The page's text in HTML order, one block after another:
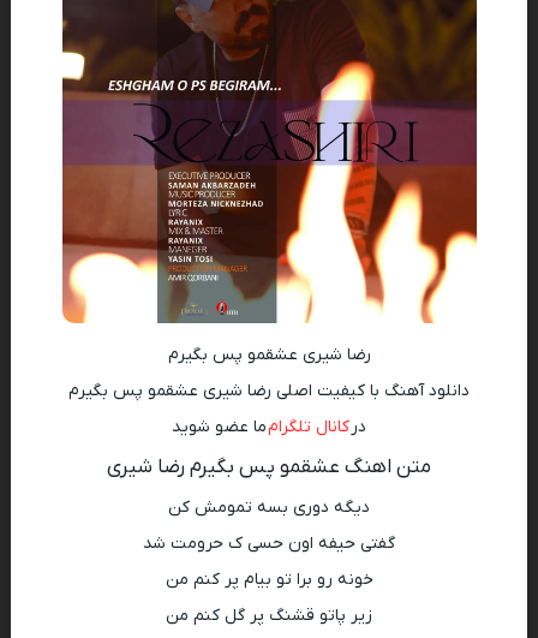
رضا شیری عشقمو پس بگیرم
دانلود آهنگ با کیفیت اصلی رضا شیری عشقمو پس بگیرم
در کانال تلگرامما عضو شوید
متن اهنگ عشقمو پس بگیرم رضا شیری
دیگه دوری بسه تمومش کن
گفتی حیفه اون حسی ک حرومت شد
خونه رو برا تو بیام پر کنم من
زیر پاتو قشنگ پر گل کنم من